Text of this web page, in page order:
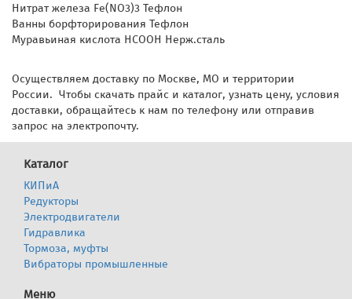
Нитрат железа Fe(NO3)3 Тефлон
Ванны борфторирования Тефлон
Муравьиная кислота HCOOH Нерж.сталь
Осуществляем доставку по Москве, МО и территории
России. Чтобы скачать прайс и каталог, узнать цену, условия
доставки, обращайтесь к нам по телефону или отправив
запрос на электропочту.
Каталог
КИПиА
Редукторы
Электродвигатели
Гидравлика
Тормоза, муфты
Вибраторы промышленные
Меню